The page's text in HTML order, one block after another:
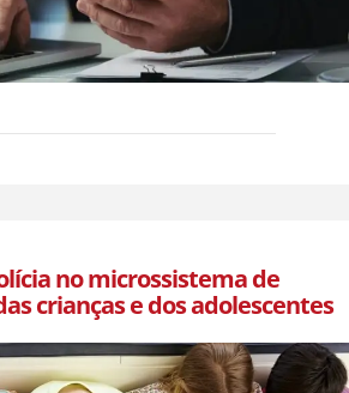
no microssistema de
crianças e dos adolescentes